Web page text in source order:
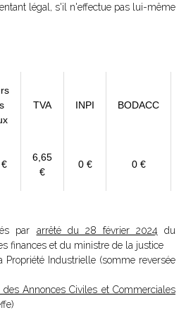
légal, s'il n'effectue pas lui-même
TVA INPI BODACC
6,65
€
0 € 0 €
par arrêté du 28 février 2024 du
finances et du ministre de la justice
Propriété Industrielle (somme reversée
Annonces Civiles et Commerciales